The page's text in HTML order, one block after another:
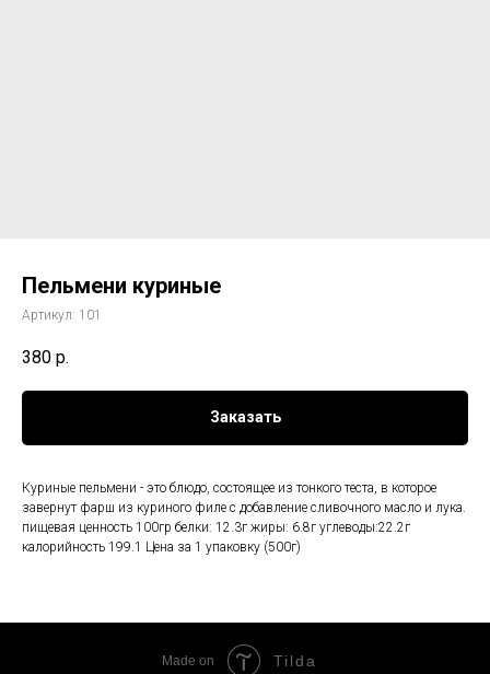
Пельмени куриные
Артикул: 101
380 р.
Заказать
Куриные пельмени - это блюдо, состоящее из тонкого теста, в которое
завернут фарш из куриного филе с добавление сливочного масло и лука.
пищевая ценность 100гр белки: 12.3г жиры: 6.8г углеводы:22.2г
калорийность 199.1 Цена за 1 упаковку (500г)
Made on Tilda